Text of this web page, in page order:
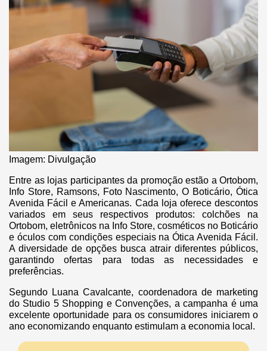
Imagem: Divulgação
Entre as lojas participantes da promoção estão a Ortobom,
Info Store, Ramsons, Foto Nascimento, O Boticário, Ótica
Avenida Fácil e Americanas. Cada loja oferece descontos
variados em seus respectivos produtos: colchões na
Ortobom, eletrônicos na Info Store, cosméticos no Boticário
e óculos com condições especiais na Ótica Avenida Fácil.
A diversidade de opções busca atrair diferentes públicos,
garantindo ofertas para todas as necessidades e
preferências.
Segundo Luana Cavalcante, coordenadora de marketing
do Studio 5 Shopping e Convenções, a campanha é uma
excelente oportunidade para os consumidores iniciarem o
ano economizando enquanto estimulam a economia local.